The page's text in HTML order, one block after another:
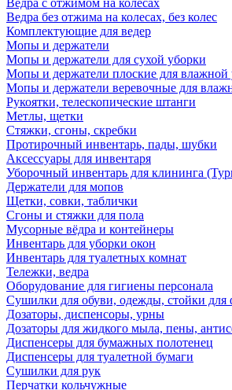
Ведра с отжимом на колесах
Ведра без отжима на колесах, без колес
Комплектующие для ведер
Мопы и держатели
Мопы и держатели для сухой уборки
Мопы и держатели плоские для влажной
Мопы и держатели веревочные для
Рукоятки, телескопические штанги
Метлы, щетки
Стяжки, сгоны, скребки
Протирочный инвентарь, пады, шубки
Аксессуары для инвентаря
Уборочный инвентарь для клининга
Держатели для мопов
Щетки, совки, таблички
Сгоны и стяжки для пола
Мусорные вёдра и контейнеры
Инвентарь для уборки окон
Инвентарь для туалетных комнат
Тележки, ведра
Оборудование для гигиены персонала
Сушилки для обуви, одежды, стойки для
Дозаторы, диспенсоры, урны
Дозаторы для жидкого мыла, пены,
Диспенсеры для бумажных полотенец
Диспенсеры для туалетной бумаги
Сушилки для рук
Перчатки кольчужные